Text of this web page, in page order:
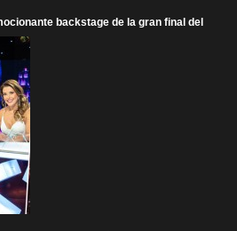
backstage de la gran final del